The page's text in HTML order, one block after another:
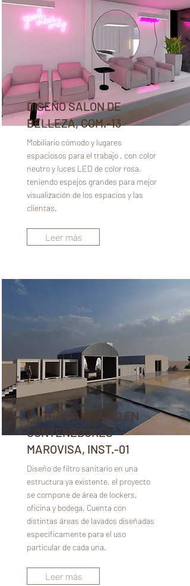
DISEÑO SALON DE
BELLEZA, COM.-13
Mobiliario cómodo y lugares
espaciosos para el trabajo , con color
neutro y luces LED de color rosa,
teniendo espejos grandes para mejor
visualización de los espacios y las
clientas.
Leer más
FILTRO SANITARIO EN
CONTENEDORES
MAROVISA, INST.-01
Diseño de filtro sanitario en una
estructura ya existente, el proyecto
se compone de área de lockers,
oficina y bodega, Cuenta con
distintas áreas de lavados diseñadas
específicamente para el uso
particular de cada una.
Leer más